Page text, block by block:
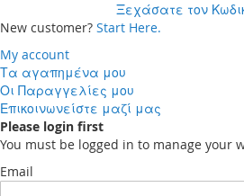
Ξεχάσατε τον
New customer? Start Here.
My account
Τα αγαπημένα μου
Οι Παραγγελίες μου
Επικοινωνείστε μαζί μας
Please login first
You must be logged in to manage your
Email